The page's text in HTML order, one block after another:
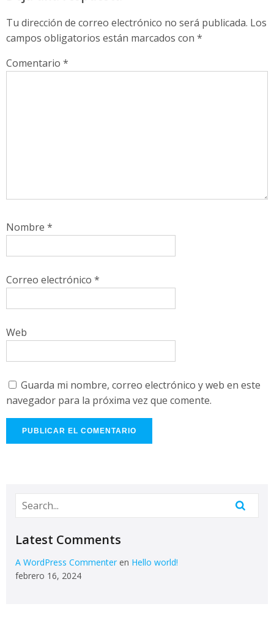
Tu dirección de correo electrónico no será publicada. Los
campos obligatorios están marcados con *
Comentario *
Nombre *
Correo electrónico *
Web
Guarda mi nombre, correo electrónico y web en este
navegador para la próxima vez que comente.
Latest Comments
A WordPress Commenter en Hello world!
febrero 16, 2024